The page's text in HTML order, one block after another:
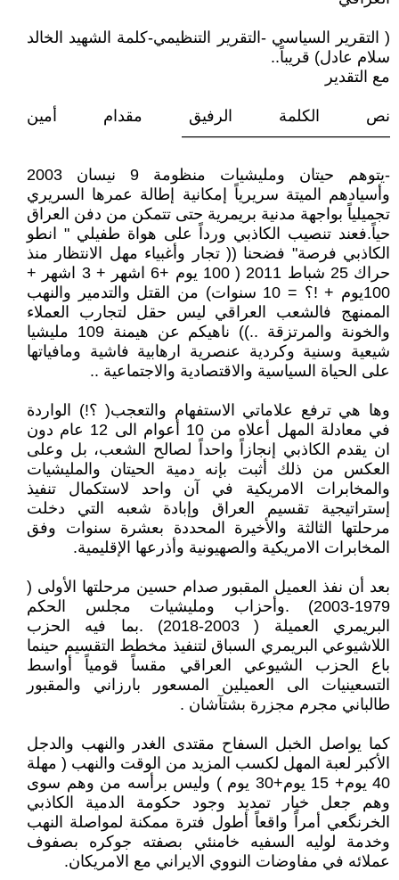
( التقرير السياسي -التقرير التنظيمي-كلمة الشهيد الخالد
سلام عادل) قريباً..
مع التقدير
نص الكلمة الرفيق مقدام أمين
—————————————
- يتوهم حيتان ومليشيات منظومة 9 نيسان 2003
وأسيادهم الميتة سريرياً إمكانية إطالة عمرها السريري
تجميلياً بواجهة مدنية بريمرية حتى تتمكن من دفن العراق
حياً. فعند تنصيب الكاذبي ورداً على ‏‎هواة طفيلي " انطو
الكاذبي فرصة" فضحنا (( تجار وأغبياء مهل الانتظار منذ
حراك 25 شباط 2011 ( 100 يوم +6 اشهر + 3 اشهر +
100يوم + !؟ = 10 سنوات) من القتل والتدمير والنهب
الممنهج فالشعب العراقي ليس حقل لتجارب العملاء
والخونة والمرتزقة ..)) ناهيكم عن هيمنة 109 مليشيا
شيعية وسنية وكردية عنصرية ارهابية فاشية ومافياتها
على الحياة السياسية والاقتصادية والاجتماعية ..
وها هي ترفع علاماتي الاستفهام والتعجب( ؟!) الواردة
في معادلة المهل أعلاه من 10 أعوام الى 12 عام دون
ان يقدم الكاذبي إنجازاً واحداً لصالح الشعب، بل وعلى
العكس من ذلك أثبت بإنه دمية الحيتان والمليشيات
والمخابرات الامريكية في آن واحد لاستكمال تنفيذ
إستراتيجية تقسيم العراق وإبادة شعبه التي دخلت
مرحلتها الثالثة والأخيرة المحددة بعشرة سنوات وفق
المخابرات الامريكية والصهيونية وأذرعها الإقليمية.
بعد أن نفذ العميل المقبور صدام حسين مرحلتها الأولى (
1979-2003) . وأحزاب ومليشيات مجلس الحكم
البريمري العميلة ( 2003-2018) . بما فيه الحزب
اللاشيوعي البريمري السباق لتنفيذ مخطط التقسيم حينما
باع الحزب الشيوعي العراقي مقساً قومياً أواسط
التسعينيات الى العميلين المسعور بارزاني والمقبور
طالباني مجرم مجزرة بشتآشان .
كما يواصل الخبل السفاح مقتدى الغدر والنهب والدجل
الأكبر لعبة المهل لكسب المزيد من الوقت والنهب ( مهلة
40 يوم+ 15 يوم+30 يوم ) وليس برأسه من وهم سوى
وهم جعل خيار تمديد وجود حكومة الدمية الكاذبي
الخرنگعي أمراً واقعاً أطول فترة ممكنة لمواصلة النهب
وخدمة لوليه السفيه خامنئي بصفته جوكره بصفوف
عملائه في مفاوضات النووي الايراني مع الامريكان.